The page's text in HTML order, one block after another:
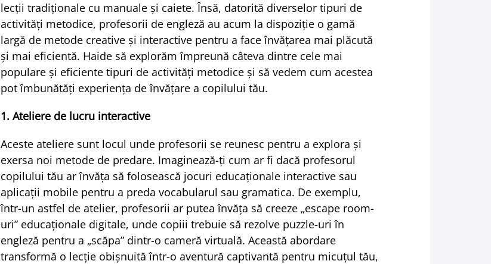
lecții tradiționale cu manuale și caiete. Însă, datorită diverselor tipuri de
activități metodice, profesorii de engleză au acum la dispoziție o gamă
largă de metode creative și interactive pentru a face învățarea mai plăcută
și mai eficientă. Haide să explorăm împreună câteva dintre cele mai
populare și eficiente tipuri de activități metodice și să vedem cum acestea
pot îmbunătăți experiența de învățare a copilului tău.
1. Ateliere de lucru interactive
Aceste ateliere sunt locul unde profesorii se reunesc pentru a explora și
exersa noi metode de predare. Imaginează-ți cum ar fi dacă profesorul
copilului tău ar învăța să folosească jocuri educaționale interactive sau
aplicații mobile pentru a preda vocabularul sau gramatica. De exemplu,
într-un astfel de atelier, profesorii ar putea învăța să creeze „escape room-
uri” educaționale digitale, unde copiii trebuie să rezolve puzzle-uri în
engleză pentru a „scăpa” dintr-o cameră virtuală. Această abordare
transformă o lecție obișnuită într-o aventură captivantă pentru micuțul tău,